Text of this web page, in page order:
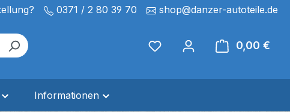
0371 / 2 80 39 70 shop@danzer-autoteile.de
0,00 €
Informationen